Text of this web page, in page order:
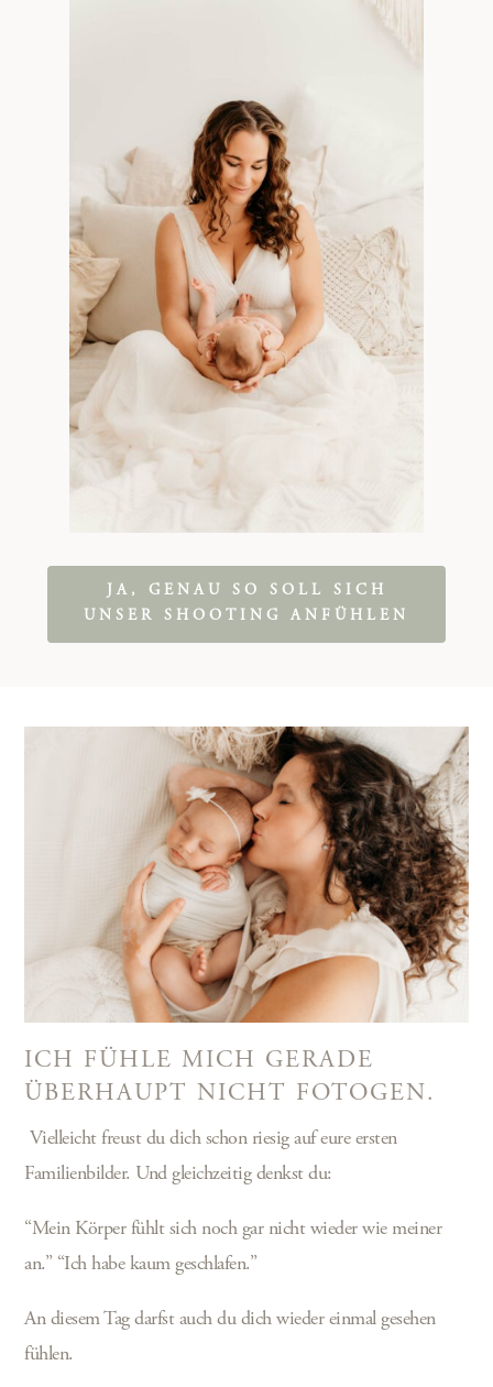
JA, GENAU SO SOLL SICH
UNSER SHOOTING ANFÜHLEN
ICH FÜHLE MICH GERADE
ÜBERHAUPT NICHT FOTOGEN.
Vielleicht freust du dich schon riesig auf eure ersten
Familienbilder. Und gleichzeitig denkst du:
“Mein Körper fühlt sich noch gar nicht wieder wie meiner
an.” “Ich habe kaum geschlafen.”
An diesem Tag darfst auch du dich wieder einmal gesehen
fühlen.